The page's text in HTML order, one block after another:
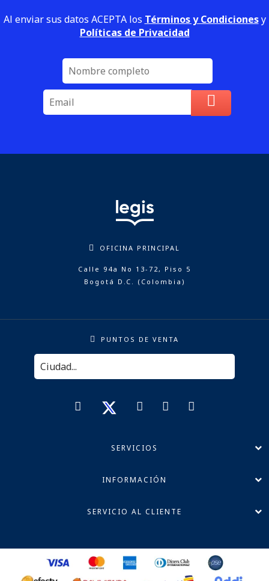
Al enviar sus datos ACEPTA los Términos y Condicionesy
Políticas de Privacidad
OFICINA PRINCIPAL
Calle 94a No 13-72, Piso 5
Bogotá D.C. (Colombia)
PUNTOS DE VENTA
SERVICIOS
INFORMACIÓN
SERVICIO AL CLIENTE